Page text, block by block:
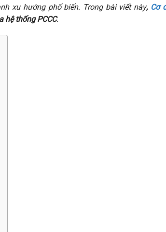
xu hướng phổ biến. Trong bài viết này, Cơ
hệ thống PCCC.